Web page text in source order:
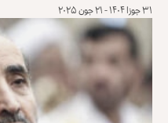
۳۱ جوزا ۱۴۰۴ - ۲۱ جون ۲۰۲۵